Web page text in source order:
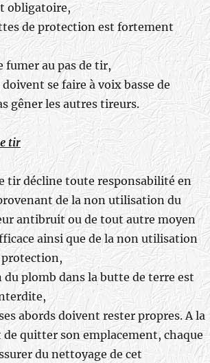
obligatoire,
de protection est fortement
au pas de tir,
se faire à voix basse de
gêner les autres tireurs.
tir
tir décline toute responsabilité en
de la non utilisation du
antibruit ou de tout autre moyen
ainsi que de la non utilisation
protection,
du plomb dans la butte de terre est
abords doivent rester propres. A la
quitter son emplacement, chaque
du nettoyage de cet